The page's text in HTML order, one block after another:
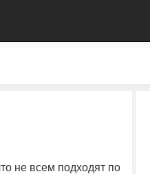
не всем подходят по